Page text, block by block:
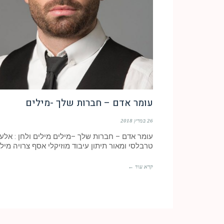
עומר אדם – חברות שלך -מילים
26 במרץ 2018
עומר אדם – חברות שלך –מילים מילים ולחן :
טרבלסי ומאור תיתון עיבוד מוזיקלי אסף צרויה
קרא עוד ←